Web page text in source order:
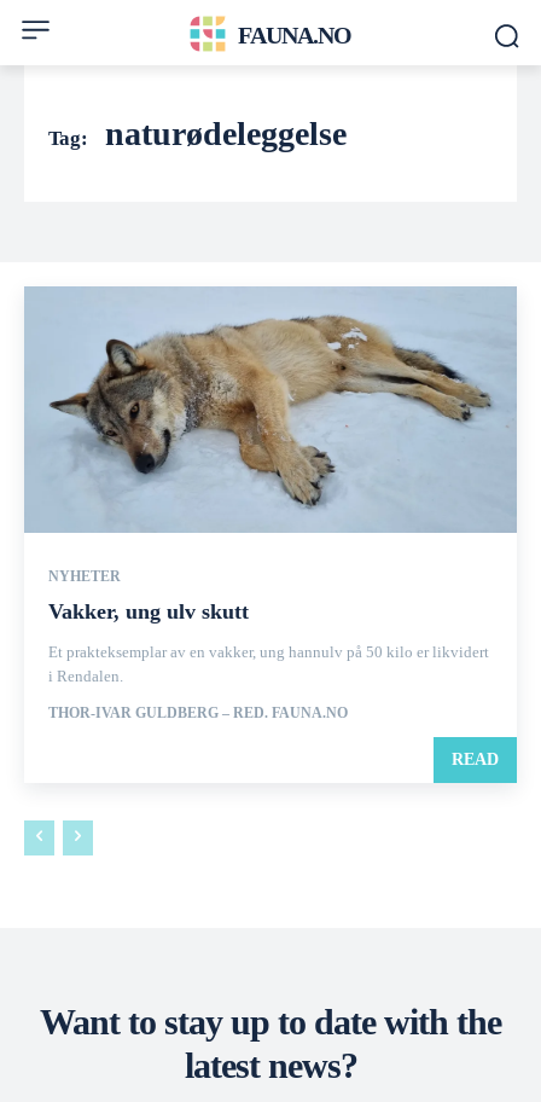
FAUNA.NO
Tag: naturødeleggelse
NYHETER
Vakker, ung ulv skutt
Et prakteksemplar av en vakker, ung hannulv på 50 kilo er likvidert
i Rendalen.
THOR-IVAR GULDBERG – RED. FAUNA.NO
READ
Want to stay up to date with the
latest news?